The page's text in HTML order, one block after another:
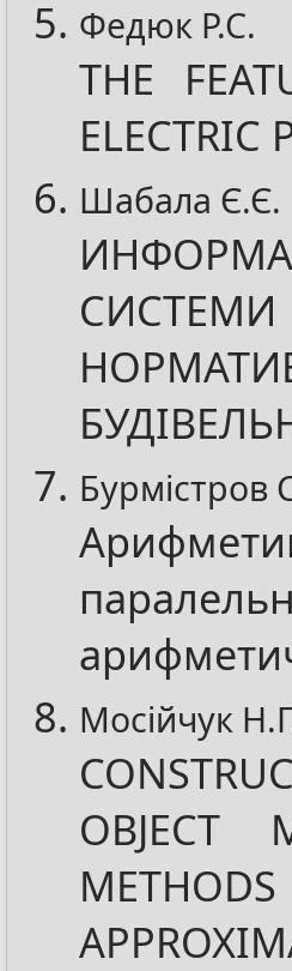
Федюк Р.С.
THE
ELECTRIC
Шабала Є.Є.
Бурмістров
Мосійчук
OBJECT